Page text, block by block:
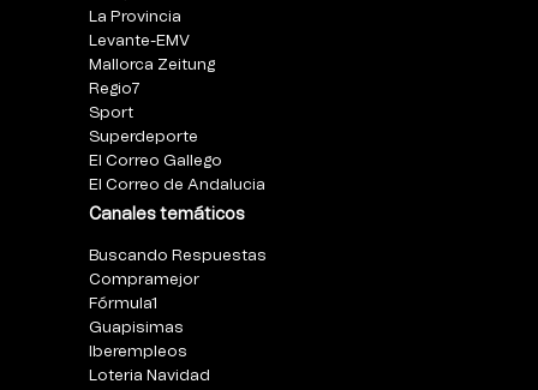
La Provincia
Levante-EMV
Mallorca Zeitung
Regio7
Sport
Superdeporte
El Correo Gallego
El Correo de Andalucia
Canales temáticos
Buscando Respuestas
Compramejor
Fórmula1
Guapisimas
Iberempleos
Loteria Navidad